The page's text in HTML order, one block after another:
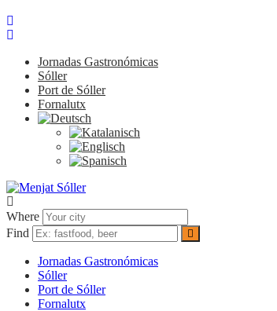
Jornadas Gastronómicas
Sóller
Port de Sóller
Fornalutx
Where
Find
Jornadas Gastronómicas
Sóller
Port de Sóller
Fornalutx